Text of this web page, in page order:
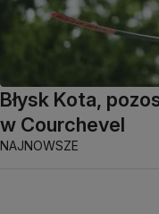
Błysk Kota,
w Courchevel
NAJNOWSZE